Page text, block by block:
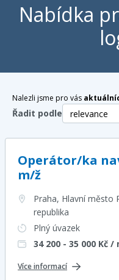
Nabídka
Nalezli jsme pro vás
Řadit podle
Operátor/ka
m/ž
Praha, Hlavní město
republika
Plný úvazek
34 200 - 35 000 Kč /
Více informací